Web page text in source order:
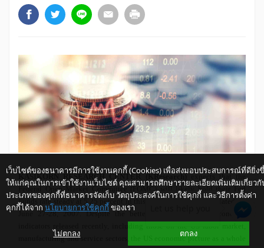
KASIKORN RESEARCH CENTER (KResearch)
expects that the
Federal Open Market Committee (FOMC) will likely hold their Fed
Funds rate steady at 5.25 percent in this year's fourth meeting slated for
June 27-28, 2007. Despite the better-than-expected US economic
manufacturing and service sectors, the US economic picture as a whole
เว็บไซต์ของธนาคารมีการใช้งานคุกกี้ (Cookies) เพื่อส่งมอบประสบการณ์ที่ดียิ่ง
ให้แก่คุณในการเข้าใช้งานเว็บไซต์ คุณสามารถศึกษารายละเอียดเพิ่มเติมเกี่ยวกั
ประเภทของคุกกี้ที่ธนาคารจัดเก็บ วัตถุประสงค์ในการใช้คุกกี้ และวิธีการตั้งค่า
คุกกี้ได้จาก นโยบายการใช้คุกกี้ ของเรา
ไม่ตกลง ตกลง